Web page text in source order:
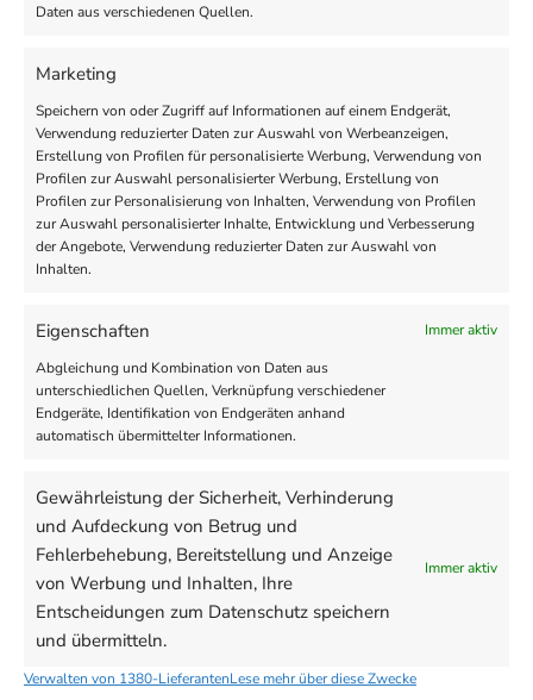
Daten aus verschiedenen Quellen.
Marketing
Speichern von oder Zugriff auf Informationen auf einem Endgerät,
Verwendung reduzierter Daten zur Auswahl von Werbeanzeigen,
Erstellung von Profilen für personalisierte Werbung, Verwendung von
Profilen zur Auswahl personalisierter Werbung, Erstellung von
Profilen zur Personalisierung von Inhalten, Verwendung von Profilen
zur Auswahl personalisierter Inhalte, Entwicklung und Verbesserung
der Angebote, Verwendung reduzierter Daten zur Auswahl von
Inhalten.
Eigenschaften
Immer aktiv
Abgleichung und Kombination von Daten aus
unterschiedlichen Quellen, Verknüpfung verschiedener
Endgeräte, Identifikation von Endgeräten anhand
automatisch übermittelter Informationen.
Gewährleistung der Sicherheit, Verhinderung
und Aufdeckung von Betrug und
Fehlerbehebung, Bereitstellung und Anzeige
von Werbung und Inhalten, Ihre
Entscheidungen zum Datenschutz speichern
und übermitteln.
Immer aktiv
Verwalten von 1380-LieferantenLese mehr über diese Zwecke
Unsere Wimpernseren
49,90€
UVP: 59,90 €
Black Sea Rod Oil
HighTech Peptide